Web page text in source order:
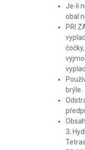
Je-li
obal
PŘI
brýle.
3;